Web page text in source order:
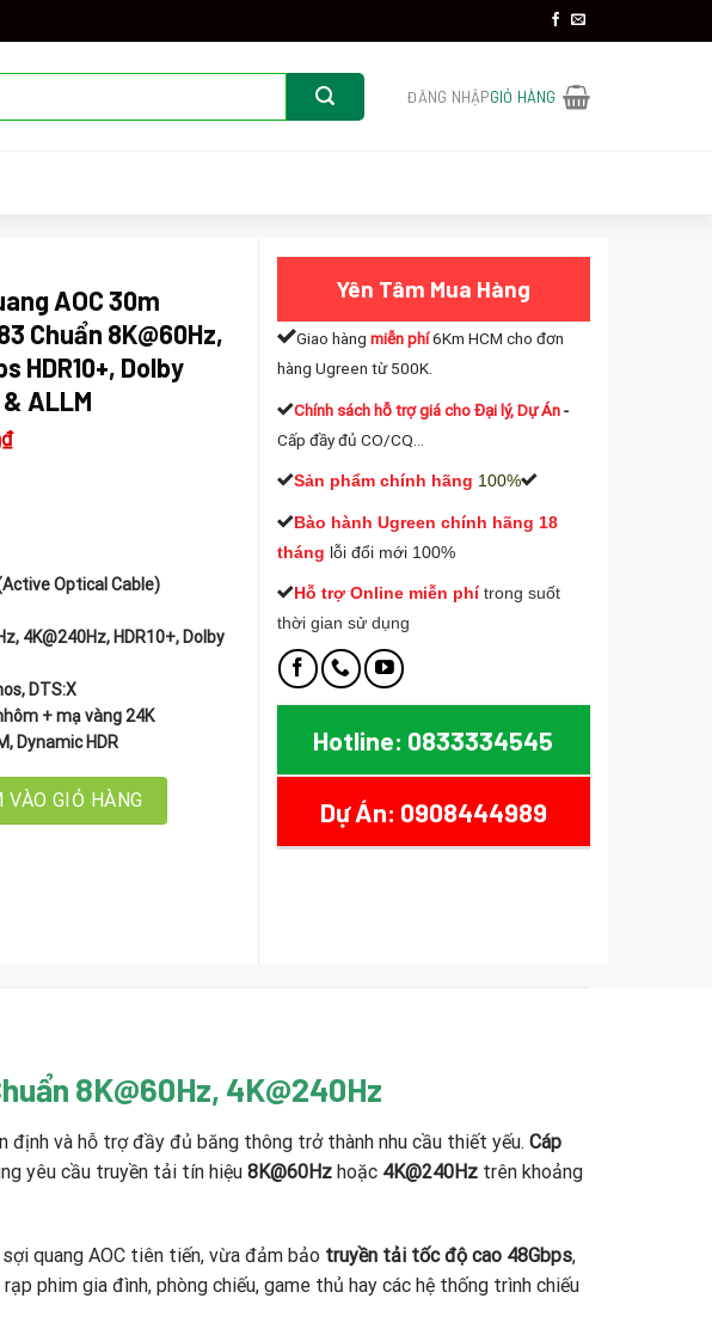
ĐĂNG NHẬPGIỎ HÀNG
AOC 30m
Chuẩn 8K@60Hz,
HDR10+, Dolby
ALLM
₫Giá
hiện
Optical Cable)
4K@240Hz, HDR10+, Dolby
DTS:X
+ mạ vàng 24K
Dynamic HDR
30m Ugreen 55508 HD183 Chuẩn 8K@60Hz, 4K@240Hz, 48Gbps HDR10+, Dolby Vision,
VÀO GIỎ HÀNG
Yên Tâm Mua Hàng
Giao hàng miễn phí 6Km HCM cho đơn
hàng Ugreen từ 500K.
Chính sách hỗ trợ giá cho Đại lý, Dự Án-
Cấp đầy đủ CO/CQ...
Sản phẩm chính hãng 100%
Bào hành Ugreen chính hãng 18
tháng lỗi đổi mới 100%
Hỗ trợ Online miễn phí trong suốt
thời gian sử dụng
Hotline: 0833334545
Dự Án: 0908444989
8K@60Hz, 4K@240Hz
định và hỗ trợ đầy đủ băng thông trở thành nhu cầu thiết yếu. Cáp
yêu cầu truyền tải tín hiệu 8K@60Hz hoặc 4K@240Hz trên khoảng
quang AOC tiên tiến, vừa đảm bảo truyền tải tốc độ cao 48Gbps,
phim gia đình, phòng chiếu, game thủ hay các hệ thống trình chiếu